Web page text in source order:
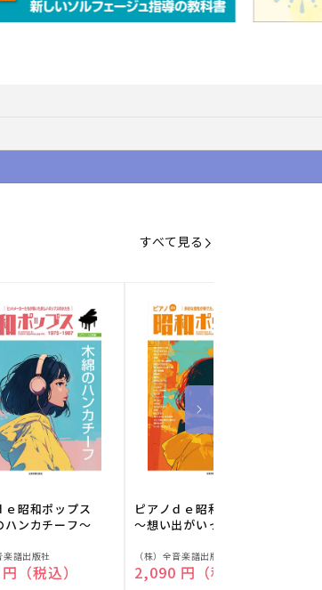
すべて見る
ｅ昭和ポップス
ハンカチーフ～
楽譜出版社
（税込）
ピアノｄｅ昭和ポップス
～想い出がいっぱい～
販
売
（株）全音楽譜出版社
通常価格
2,090 円（税込）